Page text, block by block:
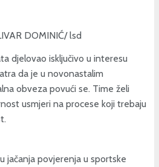
DOMINIĆ/ lsd
djelovao isključivo u interesu
da je u novonastalim
obveza povući se. Time želi
usmjeri na procese koji trebaju
jačanja povjerenja u sportske